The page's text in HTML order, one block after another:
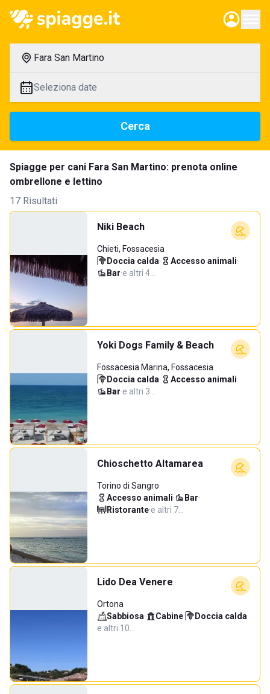
Fara San Martino
Seleziona date
Cerca
Spiagge per cani Fara San Martino: prenota online
ombrellone e lettino
17 Risultati
Niki Beach
Chieti, Fossacesia
Doccia calda· Accesso animali·
Bar·e altri 4…
Yoki Dogs Family & Beach
Fossacesia Marina, Fossacesia
Doccia calda· Accesso animali·
Bar·e altri 3…
Chioschetto Altamarea
Torino di Sangro
Accesso animali· Bar·
Ristorante·e altri 7…
Lido Dea Venere
Ortona
Sabbiosa· Cabine· Doccia calda·
e altri 10…